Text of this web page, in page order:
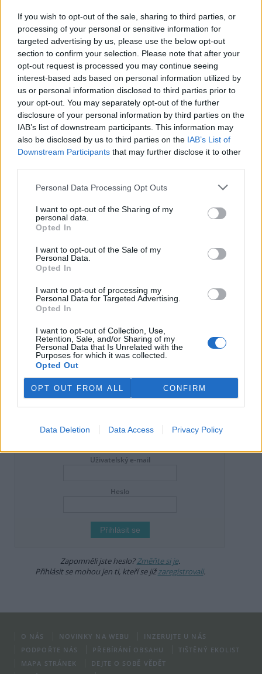
If you wish to opt-out of the sale, sharing to third parties, or
processing of your personal or sensitive information for
targeted advertising by us, please use the below opt-out
section to confirm your selection. Please note that after your
opt-out request is processed you may continue seeing
interest-based ads based on personal information utilized by
us or personal information disclosed to third parties prior to
your opt-out. You may separately opt-out of the further
disclosure of your personal information by third parties on the
IAB’s list of downstream participants. This information may
also be disclosed by us to third parties on the IAB’s List of
Downstream Participants that may further disclose it to other
Personal Data Processing Opt Outs
I want to opt-out of the Sharing of my
personal data.
Opted In
I want to opt-out of the Sale of my
Personal Data.
Opted In
I want to opt-out of processing my
Personal Data for Targeted Advertising.
Opted In
I want to opt-out of Collection, Use,
Retention, Sale, and/or Sharing of my
Personal Data that Is Unrelated with the
Purposes for which it was collected.
Opted Out
OPT OUT FROM ALL CONFIRM
Data Deletion Data Access Privacy Policy
realizaci posledních zkoušek, které předchází vlastnímu
spuštění reaktoru," dodal Nebesář.
reklama
tisknout
reklama
Online diskuse
Redakce Ekolistu vítá čtenářské názory, komentáře a postřehy. Tím,
Uživatelský e-mail
Heslo
Zapomněli jste heslo?Změňte si je.
Přihlásit se mohou jen ti, kteří se jižzaregistrovali.
O NÁS NOVINKY NA WEBU
INZERUJTE U NÁS
PODPOŘTE NÁS
PŘEBÍRÁNÍ OBSAHU
TIŠTĚNÝ EKOLIST
MAPA STRÁNEK
DEJTE O SOBĚ VĚDĚT